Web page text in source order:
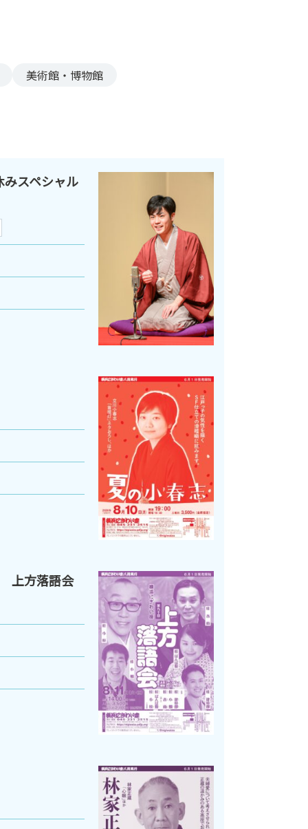
美術館・博物館
スペシャル
上方落語会